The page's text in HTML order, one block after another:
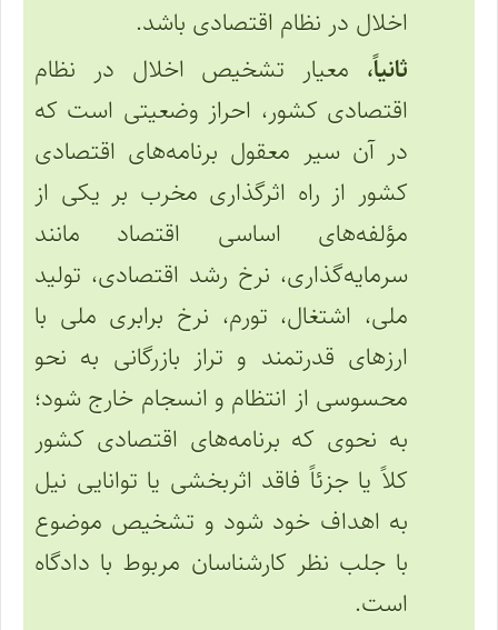
اخلال در نظام اقتصادی باشد.
ثانیاً، معیار تشخیص اخلال در نظام
اقتصادی کشور، احراز وضعیتی است که
در آن سیر معقول برنامه‌های اقتصادی
کشور از راه اثرگذاری مخرب بر یکی از
مؤلفه‌های اساسی اقتصاد مانند
سرمایه‌گذاری، نرخ رشد اقتصادی، تولید
ملی، اشتغال، تورم، نرخ برابری ملی با
ارزهای قدرتمند و تراز بازرگانی به نحو
محسوسی از انتظام و انسجام خارج شود؛
به نحوی که برنامه‌های اقتصادی کشور
کلاً یا جزئاً فاقد اثربخشی یا توانایی نیل
به اهداف خود شود و تشخیص موضوع
با جلب نظر کارشناسان مربوط با دادگاه
است.